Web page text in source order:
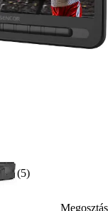
(5)
Megosztás